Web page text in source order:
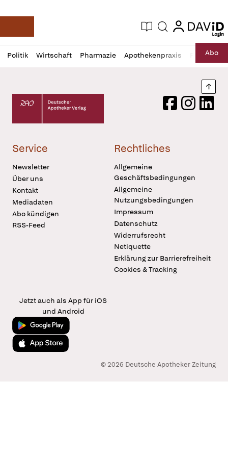
Deutsche Apotheker Zeitung
Aktuelle Ausgabe
Suche login
login
Politik Wirtschaft Pharmazie Apothekenpraxis RechtAbo
Profil
öffnen
Daz
Pur
Deutscher Apotheker Verlag Logo
FacebookInstagram
Service
Newsletter
Über uns
Kontakt
Mediadaten
Abo kündigen
RSS-Feed
Rechtliches
Allgemeine
Geschäftsbedingungen
Allgemeine
Nutzungsbedingungen
Impressum
Datenschutz
Widerrufsrecht
Netiquette
Erklärung zur Barrierefreiheit
Cookies & Tracking
Jetzt auch als App für iOS
und Android
Jetzt bei Google Play
Laden im App Store
© 2026 Deutsche Apotheker Zeitung